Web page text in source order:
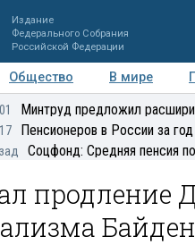
Издание
Федерального Собрания
Российской Федерации
Общество В мире
Регионы
Минтруд предложил
Пенсионеров в России за
Соцфонд: Средняя пенсия
продление